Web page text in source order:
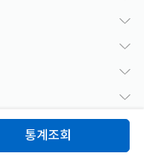
통계조회